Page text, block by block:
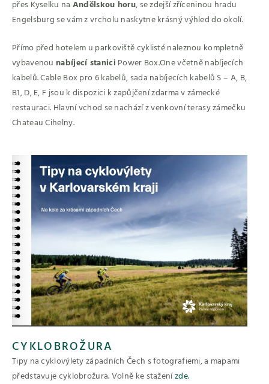
přes Kyselku na Andělskou horu, se zdejší zříceninou hradu
Engelsburg se vám z vrcholu naskytne krásný výhled do okolí.
Přímo před hotelem u parkoviště cyklisté naleznou kompletně
vybavenou nabíjecí stanici Power Box.One včetně nabíjecích
kabelů. Cable Box pro 6 kabelů, sada nabíjecích kabelů S – A, B,
B1, D, E, F jsou k dispozici k zapůjčení zdarma v zámecké
restauraci. Hlavní vchod se nachází z venkovní terasy zámečku
Chateau Cihelny.
CYKLOBROŽURA
Tipy na cyklovýlety západních Čech s fotografiemi, a mapami
představuje cyklobrožura. Volně ke staženízde.